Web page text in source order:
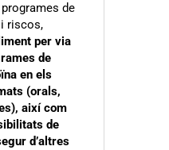
de
riscos,
per via
de
en els
(orals,
així com
de
d’altres